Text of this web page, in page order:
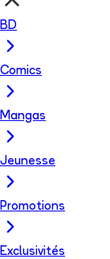
BD
Comics
Mangas
Jeunesse
Promotions
Exclusivités